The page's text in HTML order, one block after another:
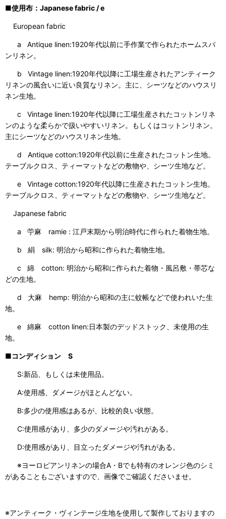
■使用布：Japanese fabric / e
European fabric
a Antique linen:1920年代以前に手作業で作られたホームスパ
ンリネン。
b Vintage linen:1920年代以降に工場生産されたアンティーク
リネンの風合いに近い良質なリネン。主に、シーツなどのハウスリ
ネン生地。
c Vintage linen:1920年代以降に工場生産されたコットンリネ
ンのような柔らかで扱いやすいリネン。もしくはコットンリネン。
主にシーツなどのハウスリネン生地。
d Antique cotton:1920年代以前に生産されたコットン生地。
テーブルクロス、ティーマットなどの敷物や、シーツ生地など。
e Vintage cotton:1920年代以降に生産されたコットン生地。
テーブルクロス、ティーマットなどの敷物や、シーツ生地など。
Japanese fabric
a 苧麻 ramie : 江戸末期から明治時代に作られた着物生地。
b 絹 silk: 明治から昭和に作られた着物生地。
c 綿 cotton: 明治から昭和に作られた着物・風呂敷・帯芯な
どの生地。
d 大麻 hemp: 明治から昭和の主に蚊帳などで使われいた生
地。
e 綿麻 cotton linen:日本製のデッドストック、未使用の生
地。
■コンディション S
S:新品、もしくは未使用品。
A:使用感、ダメージがほとんどない。
B:多少の使用感はあるが、比較的良い状態。
C:使用感があり、多少のダメージや汚れがある。
D:使用感があり、目立ったダメージや汚れがある。
※ヨーロピアンリネンの場合A・Bでも特有のオレンジ色のシミ
があることもございますので、画像でご確認くださいませ。
※アンティーク・ヴィンテージ生地を使用して製作しておりますの